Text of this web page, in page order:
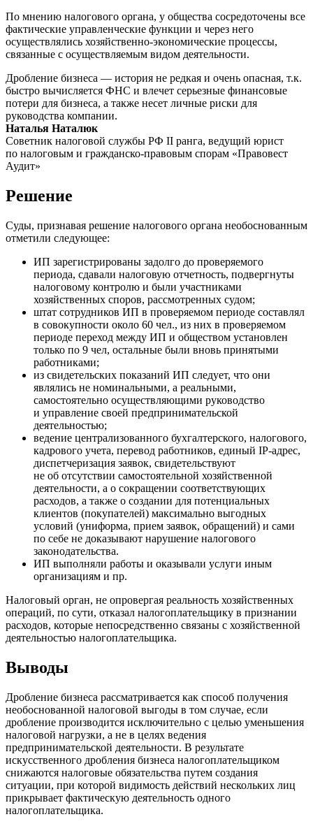
По мнению налогового органа, у общества сосредоточены все
фактические управленческие функции и через него
осуществлялись хозяйственно-экономические процессы,
связанные с осуществляемым видом деятельности.
Дробление бизнеса — история не редкая и очень опасная, т.к.
быстро вычисляется ФНС и влечет серьезные финансовые
потери для бизнеса, а также несет личные риски для
руководства компании.
Наталья Наталюк
Советник налоговой службы РФ II ранга, ведущий юрист
по налоговым и гражданско-правовым спорам «Правовест
Аудит»
Решение
Суды, признавая решение налогового органа необоснованным
отметили следующее:
ИП зарегистрированы задолго до проверяемого
периода, сдавали налоговую отчетность, подвергнуты
налоговому контролю и были участниками
хозяйственных споров, рассмотренных судом;
штат сотрудников ИП в проверяемом периоде составлял
в совокупности около 60 чел., из них в проверяемом
периоде переход между ИП и обществом установлен
только по 9 чел, остальные были вновь принятыми
работниками;
из свидетельских показаний ИП следует, что они
являлись не номинальными, а реальными,
самостоятельно осуществляющими руководство
и управление своей предпринимательской
деятельностью;
ведение централизованного бухгалтерского, налогового,
кадрового учета, перевод работников, единый IP-адрес,
диспетчеризация заявок, свидетельствуют
не об отсутствии самостоятельной хозяйственной
деятельности, а о сокращении соответствующих
расходов, а также о создании для потенциальных
клиентов (покупателей) максимально выгодных
условий (униформа, прием заявок, обращений) и сами
по себе не доказывают нарушение налогового
законодательства.
ИП выполняли работы и оказывали услуги иным
организациям и пр.
Налоговый орган, не опровергая реальность хозяйственных
операций, по сути, отказал налогоплательщику в признании
расходов, которые непосредственно связаны с хозяйственной
деятельностью налогоплательщика.
Выводы
Дробление бизнеса рассматривается как способ получения
необоснованной налоговой выгоды в том случае, если
дробление производится исключительно с целью уменьшения
налоговой нагрузки, а не в целях ведения
предпринимательской деятельности. В результате
искусственного дробления бизнеса налогоплательщиком
снижаются налоговые обязательства путем создания
ситуации, при которой видимость действий нескольких лиц
прикрывает фактическую деятельность одного
налогоплательщика.